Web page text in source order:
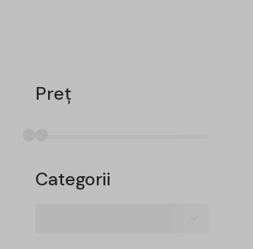
Preț
Categorii